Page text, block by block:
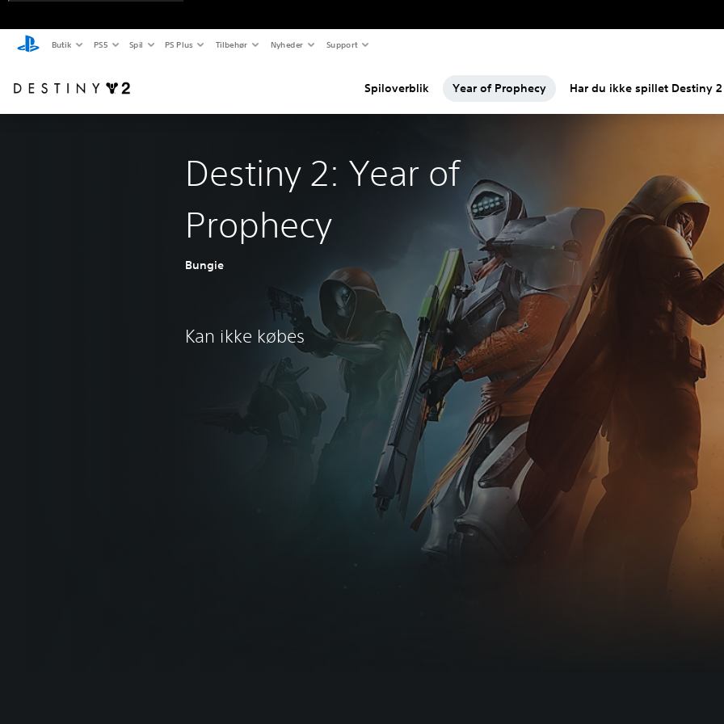
Butik PS5 Spil PS Plus Tilbehør Nyheder Support
Spiloverblik Year of Prophecy Har du ikke spillet Destiny
Destiny 2: Year of
Prophecy
Bungie
Kan ikke købes